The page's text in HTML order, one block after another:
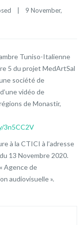
    |    9 November,
Tuniso-Italienne
5 du projet MedArtSal
société de
vidéo de
de Monastir,
3n5CC2V
à la CTICI à l’adresse
13 Novembre 2020.
Agence de
audiovisuelle ».